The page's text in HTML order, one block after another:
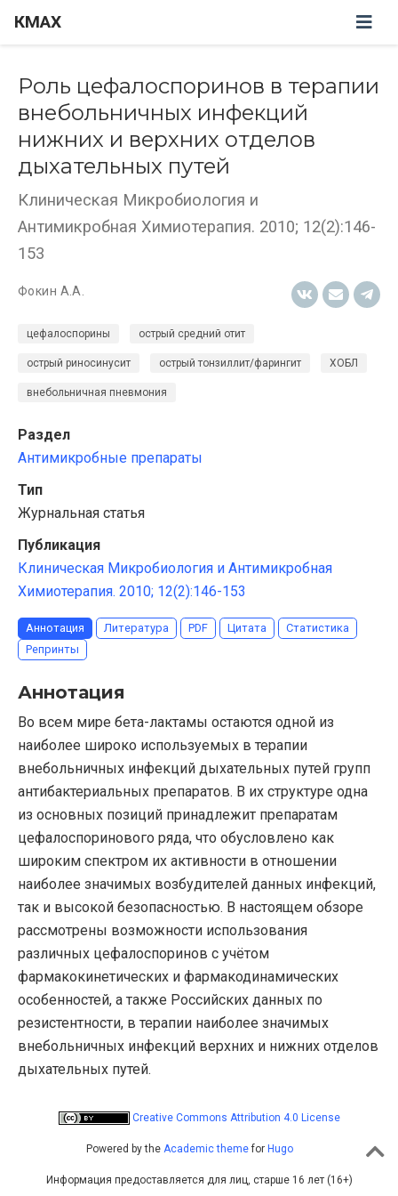
КМАХ
Роль цефалоспоринов в терапии
внебольничных инфекций
нижних и верхних отделов
дыхательных путей
Клиническая Микробиология и
Антимикробная Химиотерапия. 2010; 12(2):146-
153
Фокин А.А.
цефалоспорины острый средний отит
острый риносинусит острый тонзиллит/фарингит ХОБЛ
внебольничная пневмония
Раздел
Антимикробные препараты
Тип
Журнальная статья
Публикация
Клиническая Микробиология и Антимикробная
Химиотерапия. 2010; 12(2):146-153
Аннотация Литература PDF Цитата
Статистика
Репринты
Аннотация
Во всем мире бета-лактамы остаются одной из
наиболее широко используемых в терапии
внебольничных инфекций дыхательных путей групп
антибактериальных препаратов. В их структуре одна
из основных позиций принадлежит препаратам
цефалоспоринового ряда, что обусловлено как
широким спектром их активности в отношении
наиболее значимых возбудителей данных инфекций,
так и высокой безопасностью. В настоящем обзоре
рассмотрены возможности использования
различных цефалоспоринов с учётом
фармакокинетических и фармакодинамических
особенностей, а также Российских данных по
резистентности, в терапии наиболее значимых
внебольничных инфекций верхних и нижних отделов
дыхательных путей.
Creative Commons Attribution 4.0 License
Powered by the Academic themefor Hugo
Информация предоставляется для лиц, старше 16 лет (16+)